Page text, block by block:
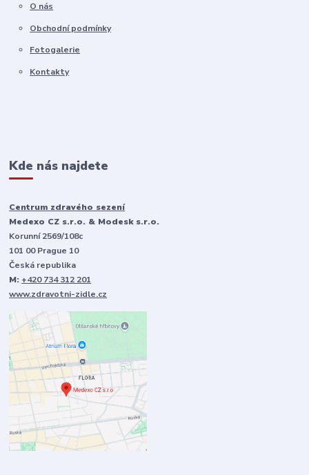
O nás
Obchodní podmínky
Fotogalerie
Kontakty
Kde nás najdete
Centrum zdravého sezení
Medexo CZ s.r.o. & Modesk s.r.o.
Korunní 2569/108c
101 00 Prague 10
Česká republika
M: +420 734 312 201
www.zdravotni-zidle.cz